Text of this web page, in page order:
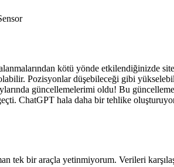
kötü yönde etkilendiğinizde
Pozisyonlar düşebileceği gibi
güncellemelerimi oldu! Bu
ChatGPT hala daha bir tehlike
tek bir araçla yetinmiyorum. Verileri